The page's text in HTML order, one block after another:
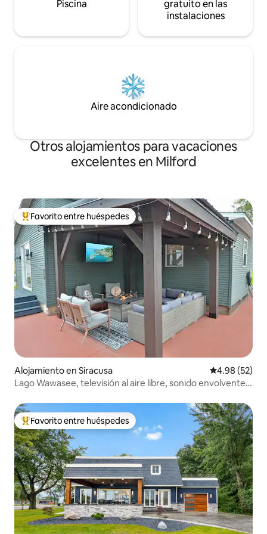
Piscina
gratuito en las
instalaciones
Aire acondicionado
Otros alojamientos para vacaciones
excelentes en Milford
Favorito entre huéspedes preferido
Favorito entre huéspedes
Alojamiento en Siracusa Calificación
4.98 (52)
Lago Wawasee, televisión al aire libre, sonido envolvente,
Favorito entre huéspedes preferido
Favorito entre huéspedes